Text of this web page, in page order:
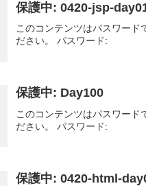
保護中: 0420-jsp-
このコンテンツはパスワード
ださい。 パスワード:
保護中: Day100
このコンテンツはパスワード
ださい。 パスワード:
保護中: 0420-html-